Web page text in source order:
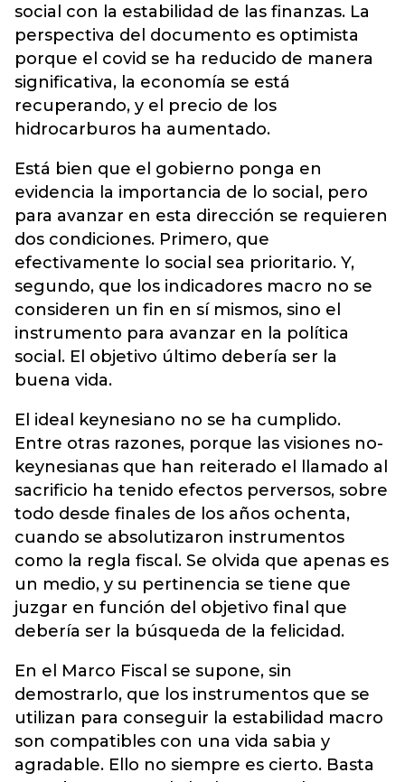
social con la estabilidad de las finanzas. La
perspectiva del documento es optimista
porque el covid se ha reducido de manera
significativa, la economía se está
recuperando, y el precio de los
hidrocarburos ha aumentado.
Está bien que el gobierno ponga en
evidencia la importancia de lo social, pero
para avanzar en esta dirección se requieren
dos condiciones. Primero, que
efectivamente lo social sea prioritario. Y,
segundo, que los indicadores macro no se
consideren un fin en sí mismos, sino el
instrumento para avanzar en la política
social. El objetivo último debería ser la
buena vida.
El ideal keynesiano no se ha cumplido.
Entre otras razones, porque las visiones no-
keynesianas que han reiterado el llamado al
sacrificio ha tenido efectos perversos, sobre
todo desde finales de los años ochenta,
cuando se absolutizaron instrumentos
como la regla fiscal. Se olvida que apenas es
un medio, y su pertinencia se tiene que
juzgar en función del objetivo final que
debería ser la búsqueda de la felicidad.
En el Marco Fiscal se supone, sin
demostrarlo, que los instrumentos que se
utilizan para conseguir la estabilidad macro
son compatibles con una vida sabia y
agradable. Ello no siempre es cierto. Basta